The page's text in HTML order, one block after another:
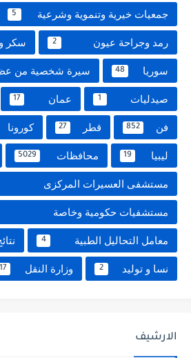
جمعيات خيرية وتنموية وشرعية 5
رمد وجراحة عيون 2 سكر
سوريا 48 سيرة شخصية من
صيدليات 1 عمان 17
فن 852 قطر 27 كورونا
ليبيا 19 محافظات 5029
مستشفى العسيرات المركزى
مستشفيات حكومية وخاصة
معامل التحاليل الطبية 4
نسا و توليد 2 وزارة النقل
الارشيف